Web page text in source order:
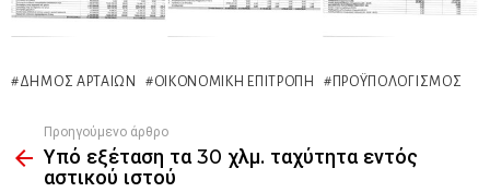
ΔΉΜΟΣ ΑΡΤΑΊΩΝ ΟΙΚΟΝΟΜΙΚΉ ΕΠΙΤΡΟΠΉ ΠΡΟΫΠΟΛΟΓΙΣΜΌΣ
more
Προηγούμενο άρθρο
Υπό εξέταση τα 30 χλμ. ταχύτητα εντός
αστικού ιστού